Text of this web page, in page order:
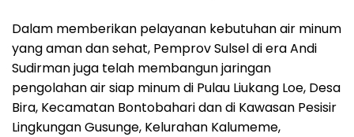
Dalam memberikan pelayanan kebutuhan air minum
yang aman dan sehat, Pemprov Sulsel di era Andi
Sudirman juga telah membangun jaringan
pengolahan air siap minum di Pulau Liukang Loe, Desa
Bira, Kecamatan Bontobahari dan di Kawasan Pesisir
Lingkungan Gusunge, Kelurahan Kalumeme,